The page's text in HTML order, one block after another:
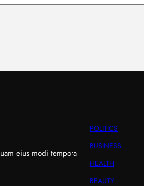
eius modi tempora
POLITICS
BUSINESS
HEALTH
BEAUTY